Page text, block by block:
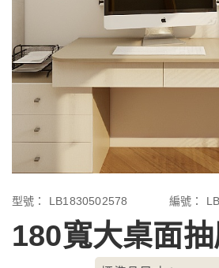
型號： LB1830502578 編號：
180寬大桌面